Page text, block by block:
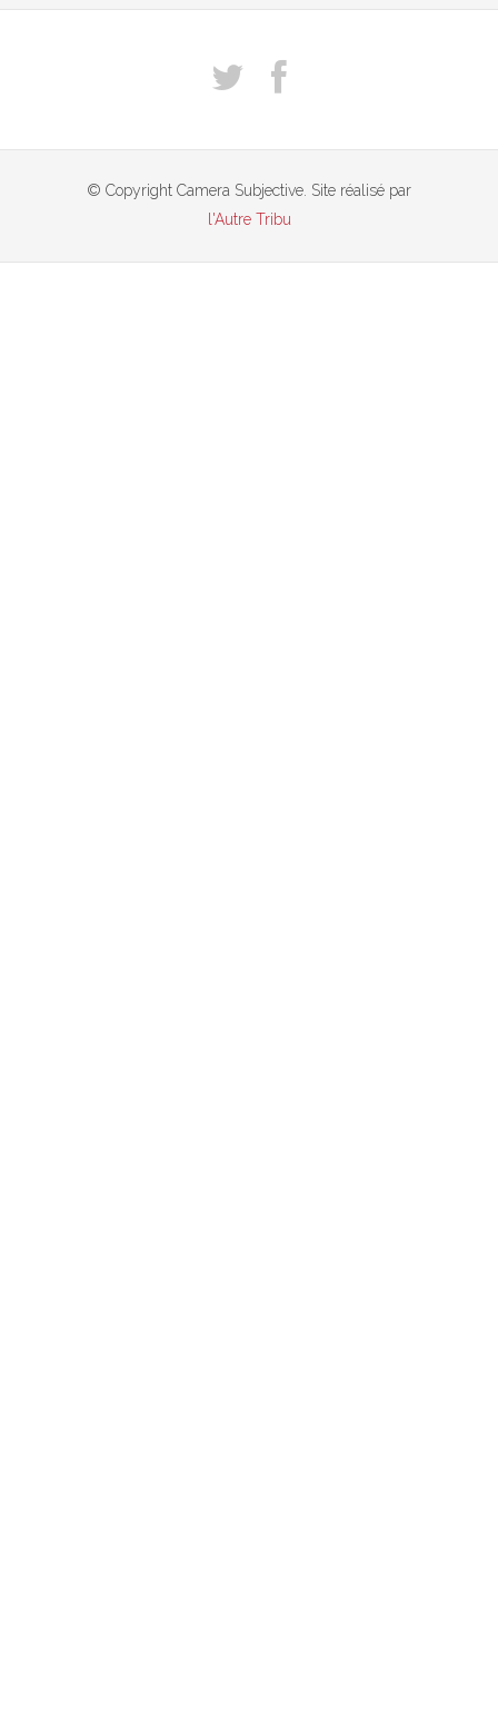
© Copyright Camera Subjective. Site réalisé par
l'Autre Tribu